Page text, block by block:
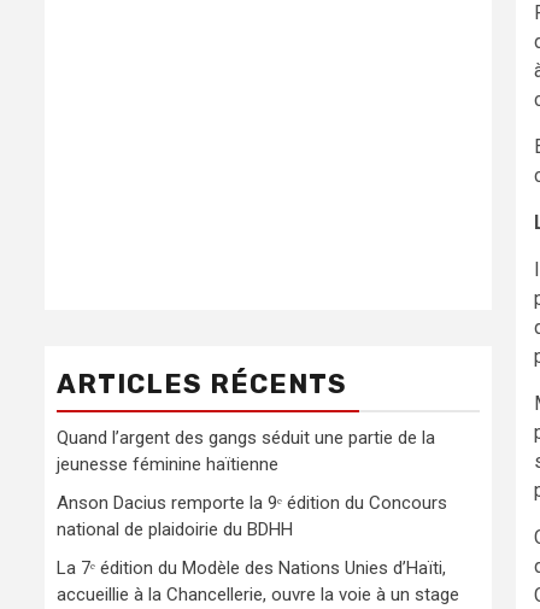
ARTICLES RÉCENTS
Quand l’argent des gangs séduit une partie de la
jeunesse féminine haïtienne
Anson Dacius remporte la 9ᵉ édition du Concours
national de plaidoirie du BDHH
La 7ᵉ édition du Modèle des Nations Unies d’Haïti,
accueillie à la Chancellerie, ouvre la voie à un stage